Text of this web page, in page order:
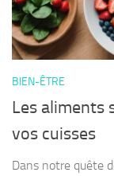
BIEN-ÊTRE
Les aliments
vos cuisses
Dans notre quête